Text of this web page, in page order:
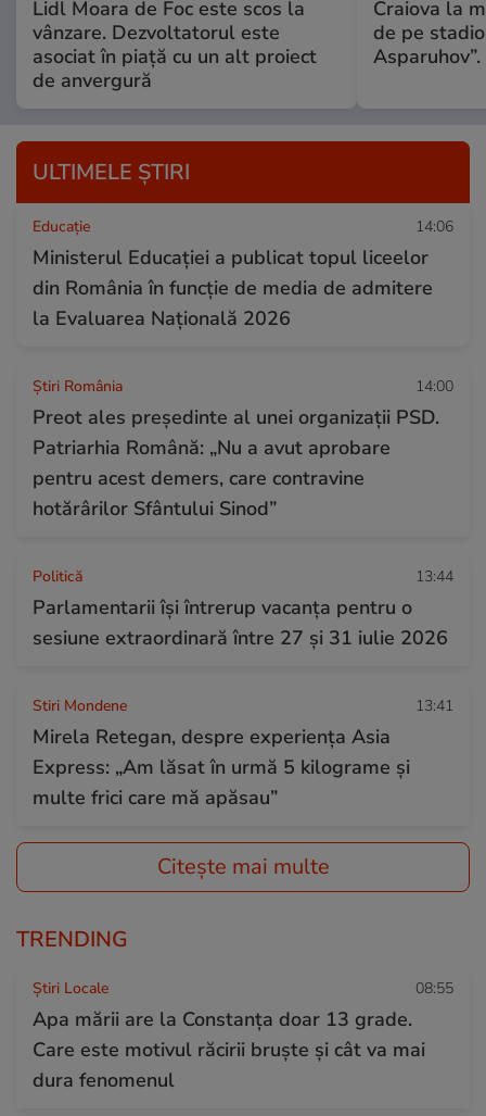
Lidl Moara de Foc este scos la
vânzare. Dezvoltatorul este
asociat în piață cu un alt proiect
de anvergură
Craiova la
de pe
ULTIMELE ȘTIRI
Educație 14:06
Ministerul Educației a publicat topul liceelor
din România în funcție de media de admitere
la Evaluarea Națională 2026
Știri România 14:00
Preot ales președinte al unei organizații PSD.
Patriarhia Română: „Nu a avut aprobare
pentru acest demers, care contravine
hotărârilor Sfântului Sinod”
Politică 13:44
Parlamentarii își întrerup vacanța pentru o
sesiune extraordinară între 27 și 31 iulie 2026
Stiri Mondene 13:41
Mirela Retegan, despre experiența Asia
Express: „Am lăsat în urmă 5 kilograme și
multe frici care mă apăsau”
Citește mai multe
TRENDING
Știri Locale 08:55
Apa mării are la Constanța doar 13 grade.
Care este motivul răcirii bruște și cât va mai
dura fenomenul